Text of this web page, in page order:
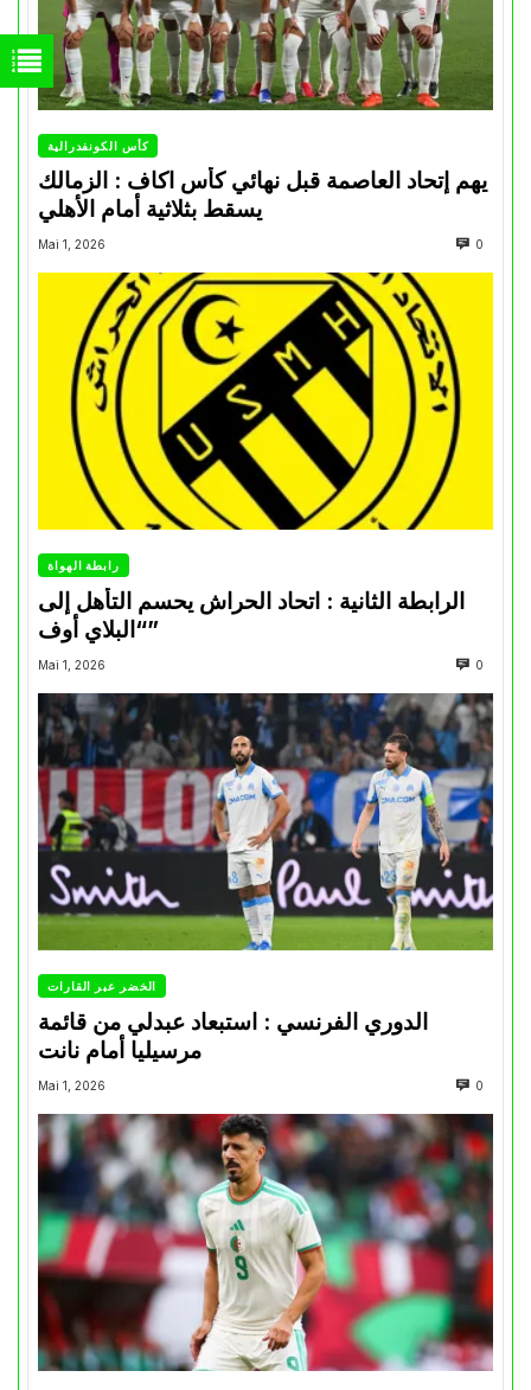
كأس الكونفدرالية
يهم إتحاد العاصمة قبل نهائي كأس اكاف : الزمالك
Mai 1, 2026 0
رابطة الهواة
الرابطة الثانية : اتحاد الحراش يحسم التأهل إلى
“البلاي أوف”
Mai 1, 2026 0
الخضر عبر القارات
الدوري الفرنسي : استبعاد عبدلي من قائمة
مرسيليا أمام نانت
Mai 1, 2026 0